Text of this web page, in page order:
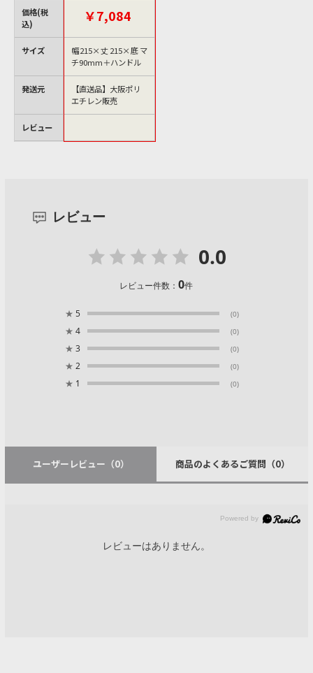
価格(税
込)
サイズ
発送元
レビュー
27 2065 400枚/箱（ご
注文単位1箱）【直送
￥7,084
幅215×丈215×底マ
チ90mm＋ハンドル
【直送品】大阪ポリ
エチレン販売
レビュー
0.0
レビュー件数：0件
★ 5 (0)
★ 4 (0)
★ 3 (0)
★ 2 (0)
★ 1 (0)
ユーザーレビュー （0） 商品のよくあるご質問 （0）
レビューはありません。